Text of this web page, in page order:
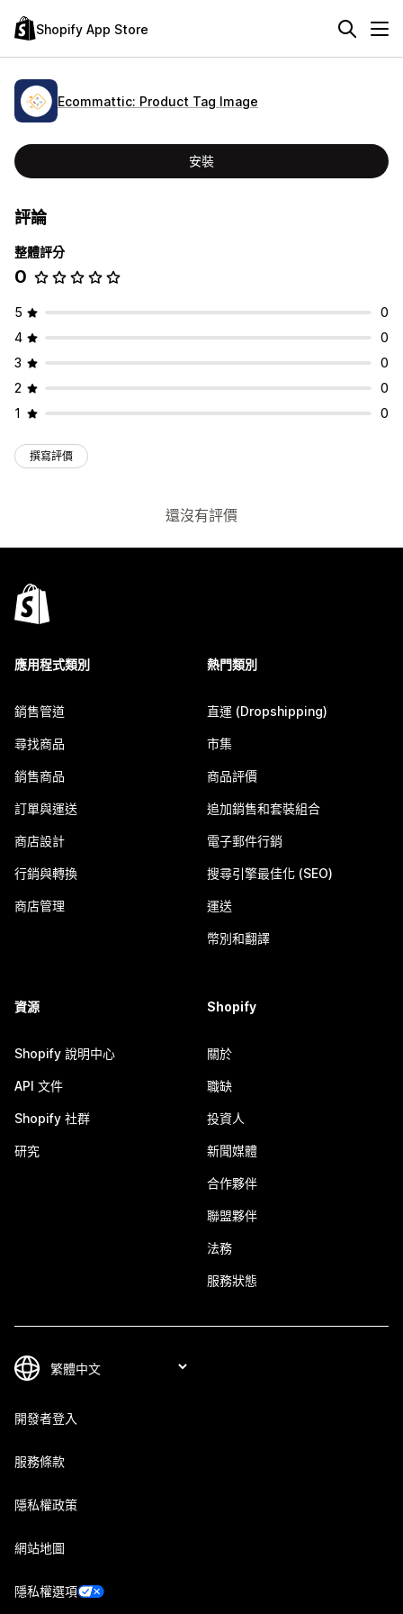
Shopify App Store
Ecommattic: Product Tag Image
安裝
評論
整體評分
0
5
0
4
0
3
0
2
0
1
0
撰寫評價
還沒有評價
應用程式類別
銷售管道
尋找商品
銷售商品
訂單與運送
商店設計
行銷與轉換
商店管理
熱門類別
直運 (Dropshipping)
市集
商品評價
追加銷售和套裝組合
電子郵件行銷
搜尋引擎最佳化 (SEO)
運送
幣別和翻譯
資源
Shopify 說明中心
API 文件
Shopify 社群
研究
Shopify
關於
職缺
投資人
新聞媒體
合作夥伴
聯盟夥伴
法務
服務狀態
開發者登入
服務條款
隱私權政策
網站地圖
隱私權選項